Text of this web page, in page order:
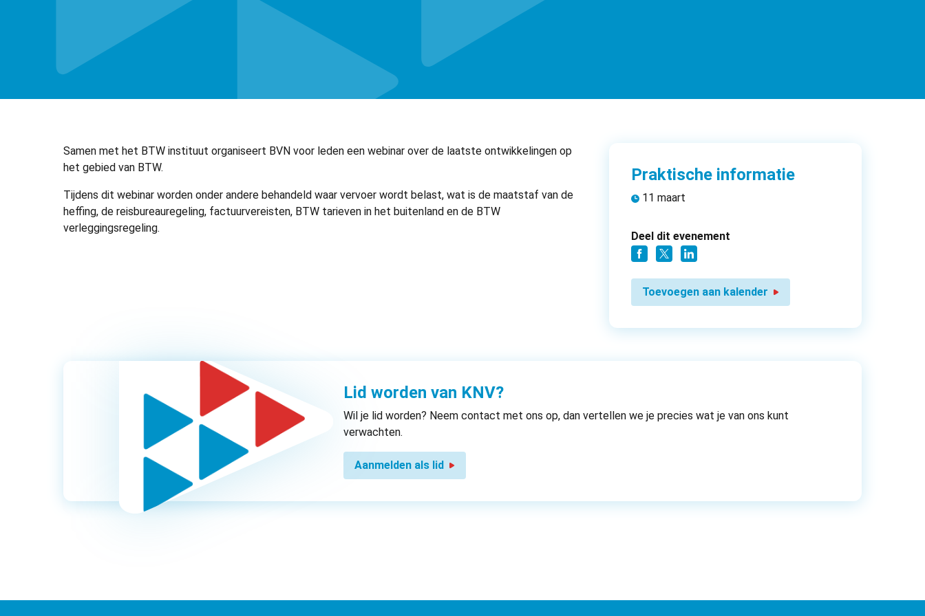
Samen met het BTW instituut organiseert BVN voor leden een webinar over de laatste ontwikkelingen op
het gebied van BTW.
Tijdens dit webinar worden onder andere behandeld waar vervoer wordt belast, wat is de maatstaf van de
heffing, de reisbureauregeling, factuurvereisten, BTW tarieven in het buitenland en de BTW
verleggingsregeling.
Praktische informatie
11 maart
Deel dit evenement
Toevoegen aan kalender
Lid worden van KNV?
Wil je lid worden? Neem contact met ons op, dan vertellen we je precies wat je van ons kunt
verwachten.
Aanmelden als lid